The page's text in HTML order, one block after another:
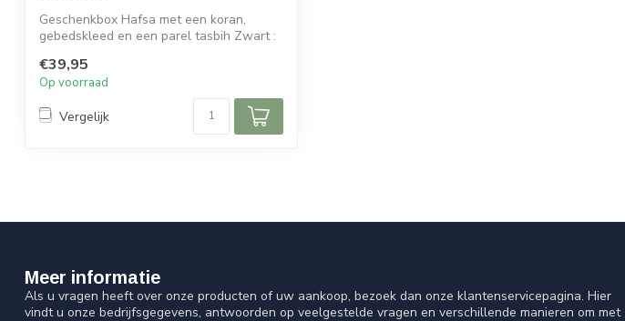
Geschenkbox Hafsa met een koran,
gebedskleed en een parel tasbih Zwart :
Afm...
€39,95
Op voorraad
Vergelijk
Meer informatie
Als u vragen heeft over onze producten of uw aankoop, bezoek dan onze klantenservicepagina. Hier
vindt u onze bedrijfsgegevens, antwoorden op veelgestelde vragen en verschillende manieren om met